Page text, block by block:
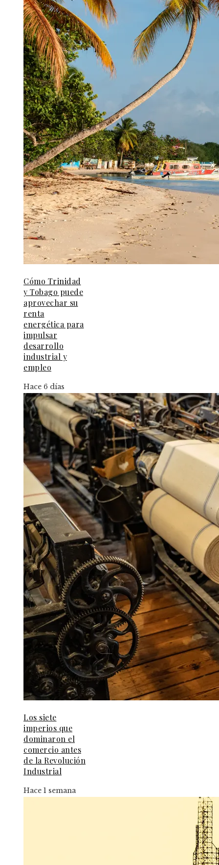
Cómo Trinidad
y Tobago puede
aprovechar su
renta
energética para
impulsar
desarrollo
industrial y
empleo
Hace 6 días
Los siete
imperios que
dominaron el
comercio antes
de la Revolución
Industrial
Hace 1 semana